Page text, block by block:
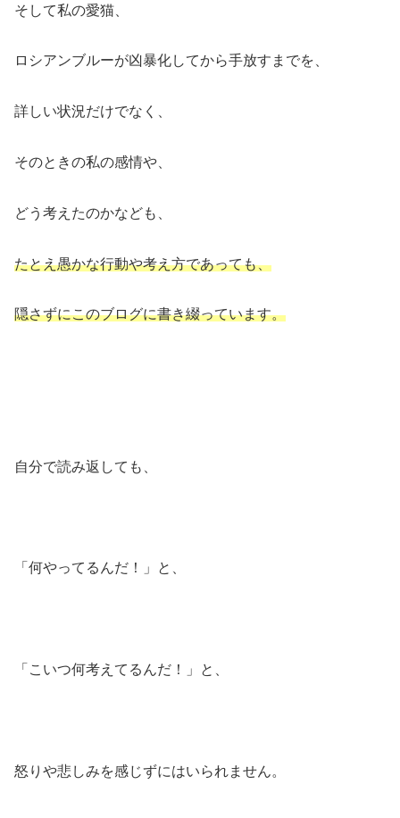
そして私の愛猫、
ロシアンブルーが凶暴化してから手放すまでを、
詳しい状況だけでなく、
そのときの私の感情や、
どう考えたのかなども、
たとえ愚かな行動や考え方であっても、
隠さずにこのブログに書き綴っています。
自分で読み返しても、
「何やってるんだ！」と、
「こいつ何考えてるんだ！」と、
怒りや悲しみを感じずにはいられません。